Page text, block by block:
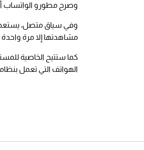
وصرح مطورو الواتساب
وفي سياق متصل، يستعد
مشاهدتها إلا مرة
كما ستتيح الخاصية
الهواتف التي تعمل